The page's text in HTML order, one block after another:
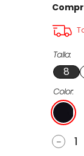
Talla
8
Color
－